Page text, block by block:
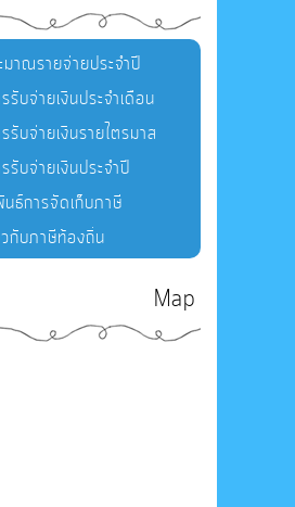
าณรายจ่ายประจำปี
รับจ่ายเงินประจำเดือน
รับจ่ายเงินรายไตรมาส
รับจ่ายเงินประจำปี
ธ์การจัดเก็บภาษี
กับภาษีท้องถิ่น
Map